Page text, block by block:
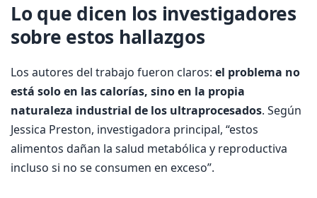
Lo que dicen los investigadores
sobre estos hallazgos
Los autores del trabajo fueron claros: el problema no
está solo en las calorías, sino en la propia
naturaleza industrial de los ultraprocesados. Según
Jessica Preston, investigadora principal, “estos
alimentos dañan la salud metabólica y reproductiva
incluso si no se consumen en exceso”.